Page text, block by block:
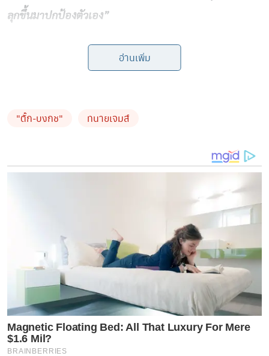
ลุกขึ้นมาปกป้องตัวเอง”
“และคนที่ใช้ถ้อยคำดูถูก หมิ่นประมาท หรือว่าร้ายคนอื่น
ด้วยคำพูดหรือข้อความหรือวิธีการใดๆ คุณควรรู้ว่าคุณไม่
ควรทำแบบนี้กับใคร เพราะสิ่งที่คุณทำมันจะย้อนกลับมาหา
คุณไม่ทางใดก็ทางหนึ่ง สังคมเราควรเคารพในสิทธิของกัน
และกันมากกว่าที่จะมาบูลลี่ทำร้ายกัน”
อ่านเพิ่ม
"ตั๊ก-บงกช" ทนายเจมส์
Magnetic Floating Bed: All That Luxury For Mere
$1.6 Mil?
BRAINBERRIES